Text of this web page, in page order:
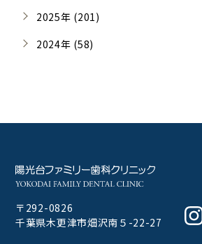
2025年 (201)
2024年 (58)
〒292-0826
千葉県木更津市畑沢南５-22-27